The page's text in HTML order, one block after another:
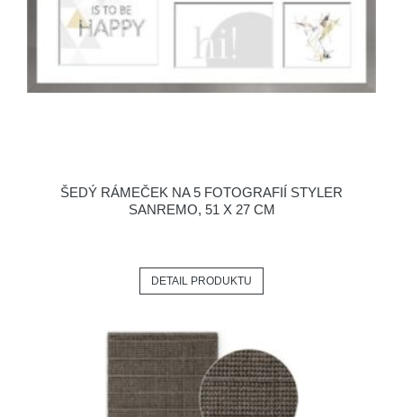
ŠEDÝ RÁMEČEK NA 5 FOTOGRAFIÍ STYLER
SANREMO, 51 X 27 CM
DETAIL PRODUKTU